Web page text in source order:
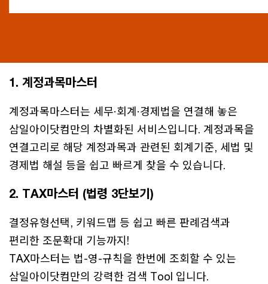
1. 계정과목마스터
계정과목마스터는 세무·회계·경제법을 연결해 놓은
삼일아이닷컴만의 차별화된 서비스입니다. 계정과목을
연결고리로 해당 계정과목과 관련된 회계기준, 세법 및
경제법 해설 등을 쉽고 빠르게 찾을 수 있습니다.
2. TAX마스터 (법령 3단보기)
결정유형선택, 키워드맵 등 쉽고 빠른 판례검색과
편리한 조문확대 기능까지!
TAX마스터는 법-영-규칙을 한번에 조회할 수 있는
삼일아이닷컴만의 강력한 검색 Tool 입니다.